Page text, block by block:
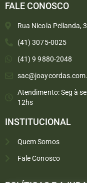
FALE CONOSCO
Rua Nicola Pellanda,
(41) 3075-0025
(41) 9 9880-2048
Atendimento: Seg à
12hs
INSTITUCIONAL
Quem Somos
Fale Conosco